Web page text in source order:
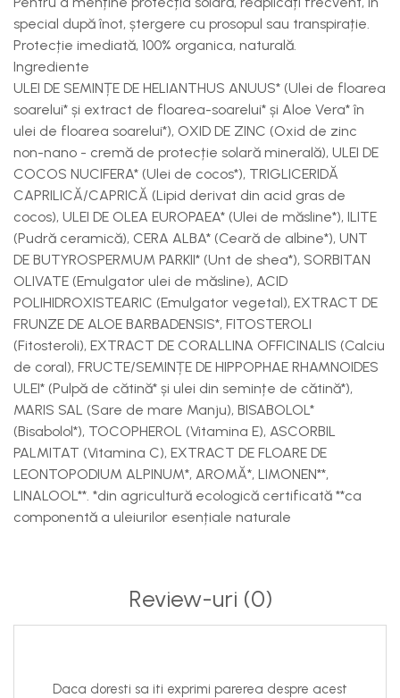
special după înot, ștergere cu prosopul sau transpirație.
Protecție imediată, 100% organica, naturală.
Ingrediente
ULEI DE SEMINȚE DE HELIANTHUS ANUUS* (Ulei de floarea
soarelui* și extract de floarea-soarelui* și Aloe Vera* în
ulei de floarea soarelui*), OXID DE ZINC (Oxid de zinc
non-nano - cremă de protecție solară minerală), ULEI DE
COCOS NUCIFERA* (Ulei de cocos*), TRIGLICERIDĂ
CAPRILICĂ/CAPRICĂ (Lipid derivat din acid gras de
cocos), ULEI DE OLEA EUROPAEA* (Ulei de măsline*), ILITE
(Pudră ceramică), CERA ALBA* (Ceară de albine*), UNT
DE BUTYROSPERMUM PARKII* (Unt de shea*), SORBITAN
OLIVATE (Emulgator ulei de măsline), ACID
POLIHIDROXISTEARIC (Emulgator vegetal), EXTRACT DE
FRUNZE DE ALOE BARBADENSIS*, FITOSTEROLI
(Fitosteroli), EXTRACT DE CORALLINA OFFICINALIS (Calciu
de coral), FRUCTE/SEMINȚE DE HIPPOPHAE RHAMNOIDES
ULEI* (Pulpă de cătină* și ulei din semințe de cătină*),
MARIS SAL (Sare de mare Manju), BISABOLOL*
(Bisabolol*), TOCOPHEROL (Vitamina E), ASCORBIL
PALMITAT (Vitamina C), EXTRACT DE FLOARE DE
LEONTOPODIUM ALPINUM*, AROMĂ*, LIMONEN**,
LINALOOL**. *din agricultură ecologică certificată **ca
componentă a uleiurilor esențiale naturale
Review-uri (0)
Daca doresti sa iti exprimi parerea despre acest